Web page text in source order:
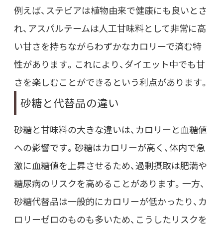
例えば、ステビアは植物由来で健康にも良いとさ
れ、アスパルテームは人工甘味料として非常に高
い甘さを持ちながらわずかなカロリーで済む特
性があります。これにより、ダイエット中でも甘
さを楽しむことができるという利点があります。
砂糖と代替品の違い
砂糖と甘味料の大きな違いは、カロリーと血糖値
への影響です。砂糖はカロリーが高く、体内で急
激に血糖値を上昇させるため、過剰摂取は肥満や
糖尿病のリスクを高めることがあります。一方、
砂糖代替品は一般的にカロリーが低かったり、カ
ロリーゼロのものも多いため、こうしたリスクを